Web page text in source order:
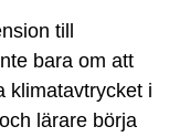
till
bara om att
klimatavtrycket i
lärare börja